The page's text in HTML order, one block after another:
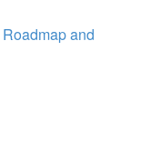
Roadmap and